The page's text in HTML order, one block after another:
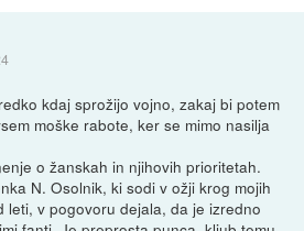
kdaj sprožijo vojno, zakaj bi potem
moške rabote, ker se mimo nasilja
o žanskah in njihovih prioritetah.
N. Osolnik, ki sodi v ožji krog mojih
leti, v pogovoru dejala, da je izredno